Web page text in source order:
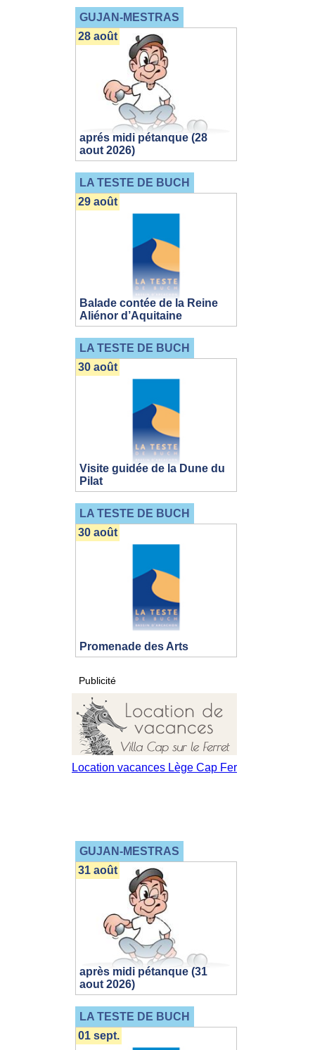
GUJAN-MESTRAS
aprés midi pétanque (28
aout 2026)
28 août
LA TESTE DE BUCH
Balade contée de la Reine
Aliénor d’Aquitaine
29 août
LA TESTE DE BUCH
Visite guidée de la Dune du
Pilat
30 août
LA TESTE DE BUCH
Promenade des Arts
30 août
Publicité
GUJAN-MESTRAS
après midi pétanque (31
aout 2026)
31 août
LA TESTE DE BUCH
01 sept.